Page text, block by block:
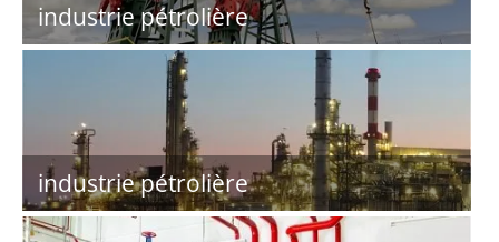
industrie pétrolière
industrie pétrolière